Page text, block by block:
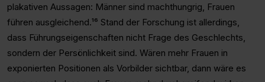
plakativen Aussagen: Männer sind machthungrig, Frauen
führen ausgleichend.¹⁶ Stand der Forschung ist allerdings,
dass Führungseigenschaften nicht Frage des Geschlechts,
sondern der Persönlichkeit sind. Wären mehr Frauen in
exponierten Positionen als Vorbilder sichtbar, dann wäre es